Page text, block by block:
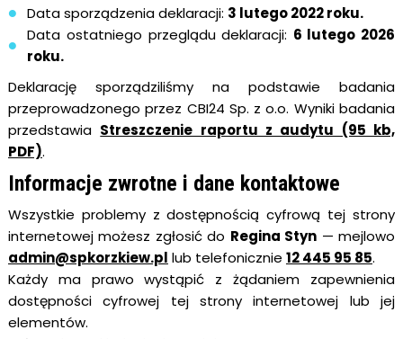
Data sporządzenia deklaracji: 3 lutego 2022 roku.
Data ostatniego przeglądu deklaracji: 6 lutego 2026
roku.
Deklarację sporządziliśmy na podstawie badania
przeprowadzonego przez CBI24 Sp. z o.o. Wyniki badania
przedstawia Streszczenie raportu z audytu (95 kb,
PDF).
Informacje zwrotne i dane kontaktowe
Wszystkie problemy z dostępnością cyfrową tej strony
internetowej możesz zgłosić do Regina Styn — mejlowo
admin@spkorzkiew.pl lub telefonicznie 12 445 95 85.
Każdy ma prawo wystąpić z żądaniem zapewnienia
dostępności cyfrowej tej strony internetowej lub jej
elementów.